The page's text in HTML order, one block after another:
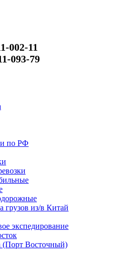
002-11
093-79
по РФ
грузов из/в Китай
экспедирование
(Порт Восточный)